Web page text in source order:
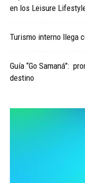
en los Leisure
Turismo interno llega
Guía “Go Samaná”:
destino